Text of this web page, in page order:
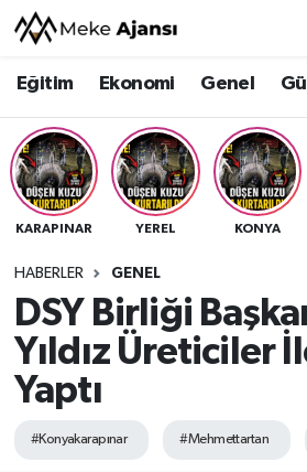
Eğitim Ekonomi Genel
KARAPINAR YEREL KONYA
HABERLER GENEL
DSY Birliği
Yıldız Üreticiler
Yaptı
#Konyakarapınar #Mehmettartan
Eğitim
Ekonomi
Genel
Politika
Sağlık
Nöbetçi Eczaneler
Hava Durumu
Namaz Vakitleri
Süper Lig Puan Durumu ve
Tüm Manşetler